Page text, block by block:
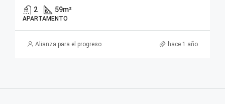
2 59m²
APARTAMENTO
Alianza para el progreso hace 1 año